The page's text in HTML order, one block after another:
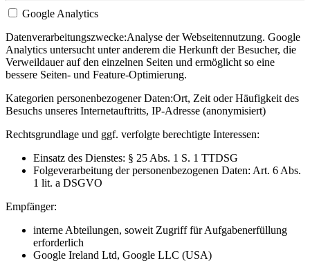
Google Analytics
Datenverarbeitungszwecke:Analyse der Webseitennutzung. Google
Analytics untersucht unter anderem die Herkunft der Besucher, die
Verweildauer auf den einzelnen Seiten und ermöglicht so eine
bessere Seiten- und Feature-Optimierung.
Kategorien personenbezogener Daten:Ort, Zeit oder Häufigkeit des
Besuchs unseres Internetauftritts, IP-Adresse (anonymisiert)
Rechtsgrundlage und ggf. verfolgte berechtigte Interessen:
Einsatz des Dienstes: § 25 Abs. 1 S. 1 TTDSG
Folgeverarbeitung der personenbezogenen Daten: Art. 6 Abs.
1 lit. a DSGVO
Empfänger:
interne Abteilungen, soweit Zugriff für Aufgabenerfüllung
erforderlich
Google Ireland Ltd, Google LLC (USA)